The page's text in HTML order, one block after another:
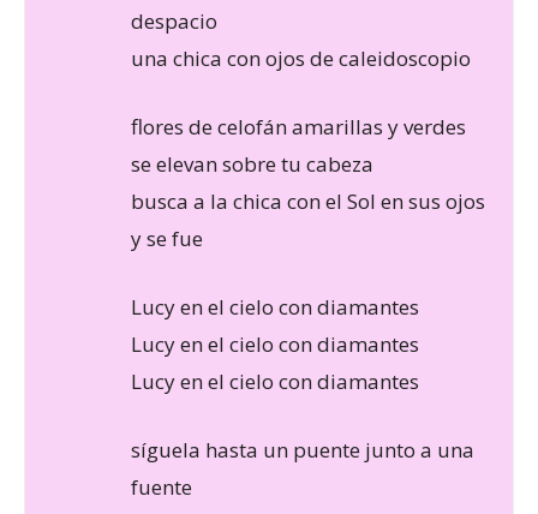
despacio
una chica con ojos de caleidoscopio
flores de celofán amarillas y verdes
se elevan sobre tu cabeza
busca a la chica con el Sol en sus ojos
y se fue
Lucy en el cielo con diamantes
Lucy en el cielo con diamantes
Lucy en el cielo con diamantes
síguela hasta un puente junto a una
fuente